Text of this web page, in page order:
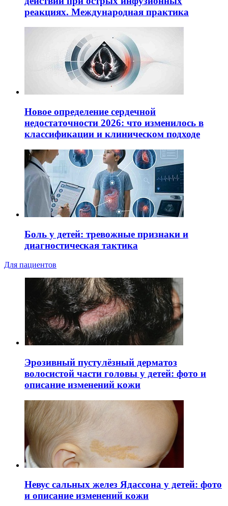
реакциях. Международная практика
Новое определение сердечной
недостаточности 2026: что изменилось в
классификации и клиническом подходе
Боль у детей: тревожные признаки и
диагностическая тактика
Для пациентов
Эрозивный пустулёзный дерматоз
волосистой части головы у детей: фото и
описание изменений кожи
Невус сальных желез Ядассона у детей: фото
и описание изменений кожи